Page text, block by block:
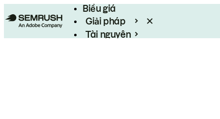
Biểu giá
Giải pháp
Tài nguyên